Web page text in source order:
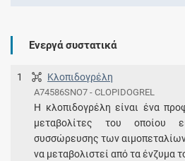
Ενεργά συστατικά
1 Κλοπιδογρέλη
A74586SNO7 - CLOPIDOGREL
Η κλοπιδογρέλη είναι ένα
μεταβολίτες του οποίου
συσσώρευσης των
να μεταβολιστεί από τα ένζυμα